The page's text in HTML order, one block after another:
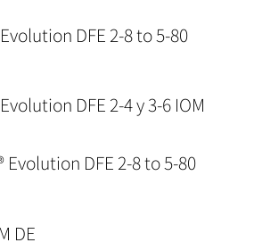
DFE 2-8 to 5-80
DFE 2-4 y 3-6 IOM
Evolution DFE 2-8 to 5-80
DE